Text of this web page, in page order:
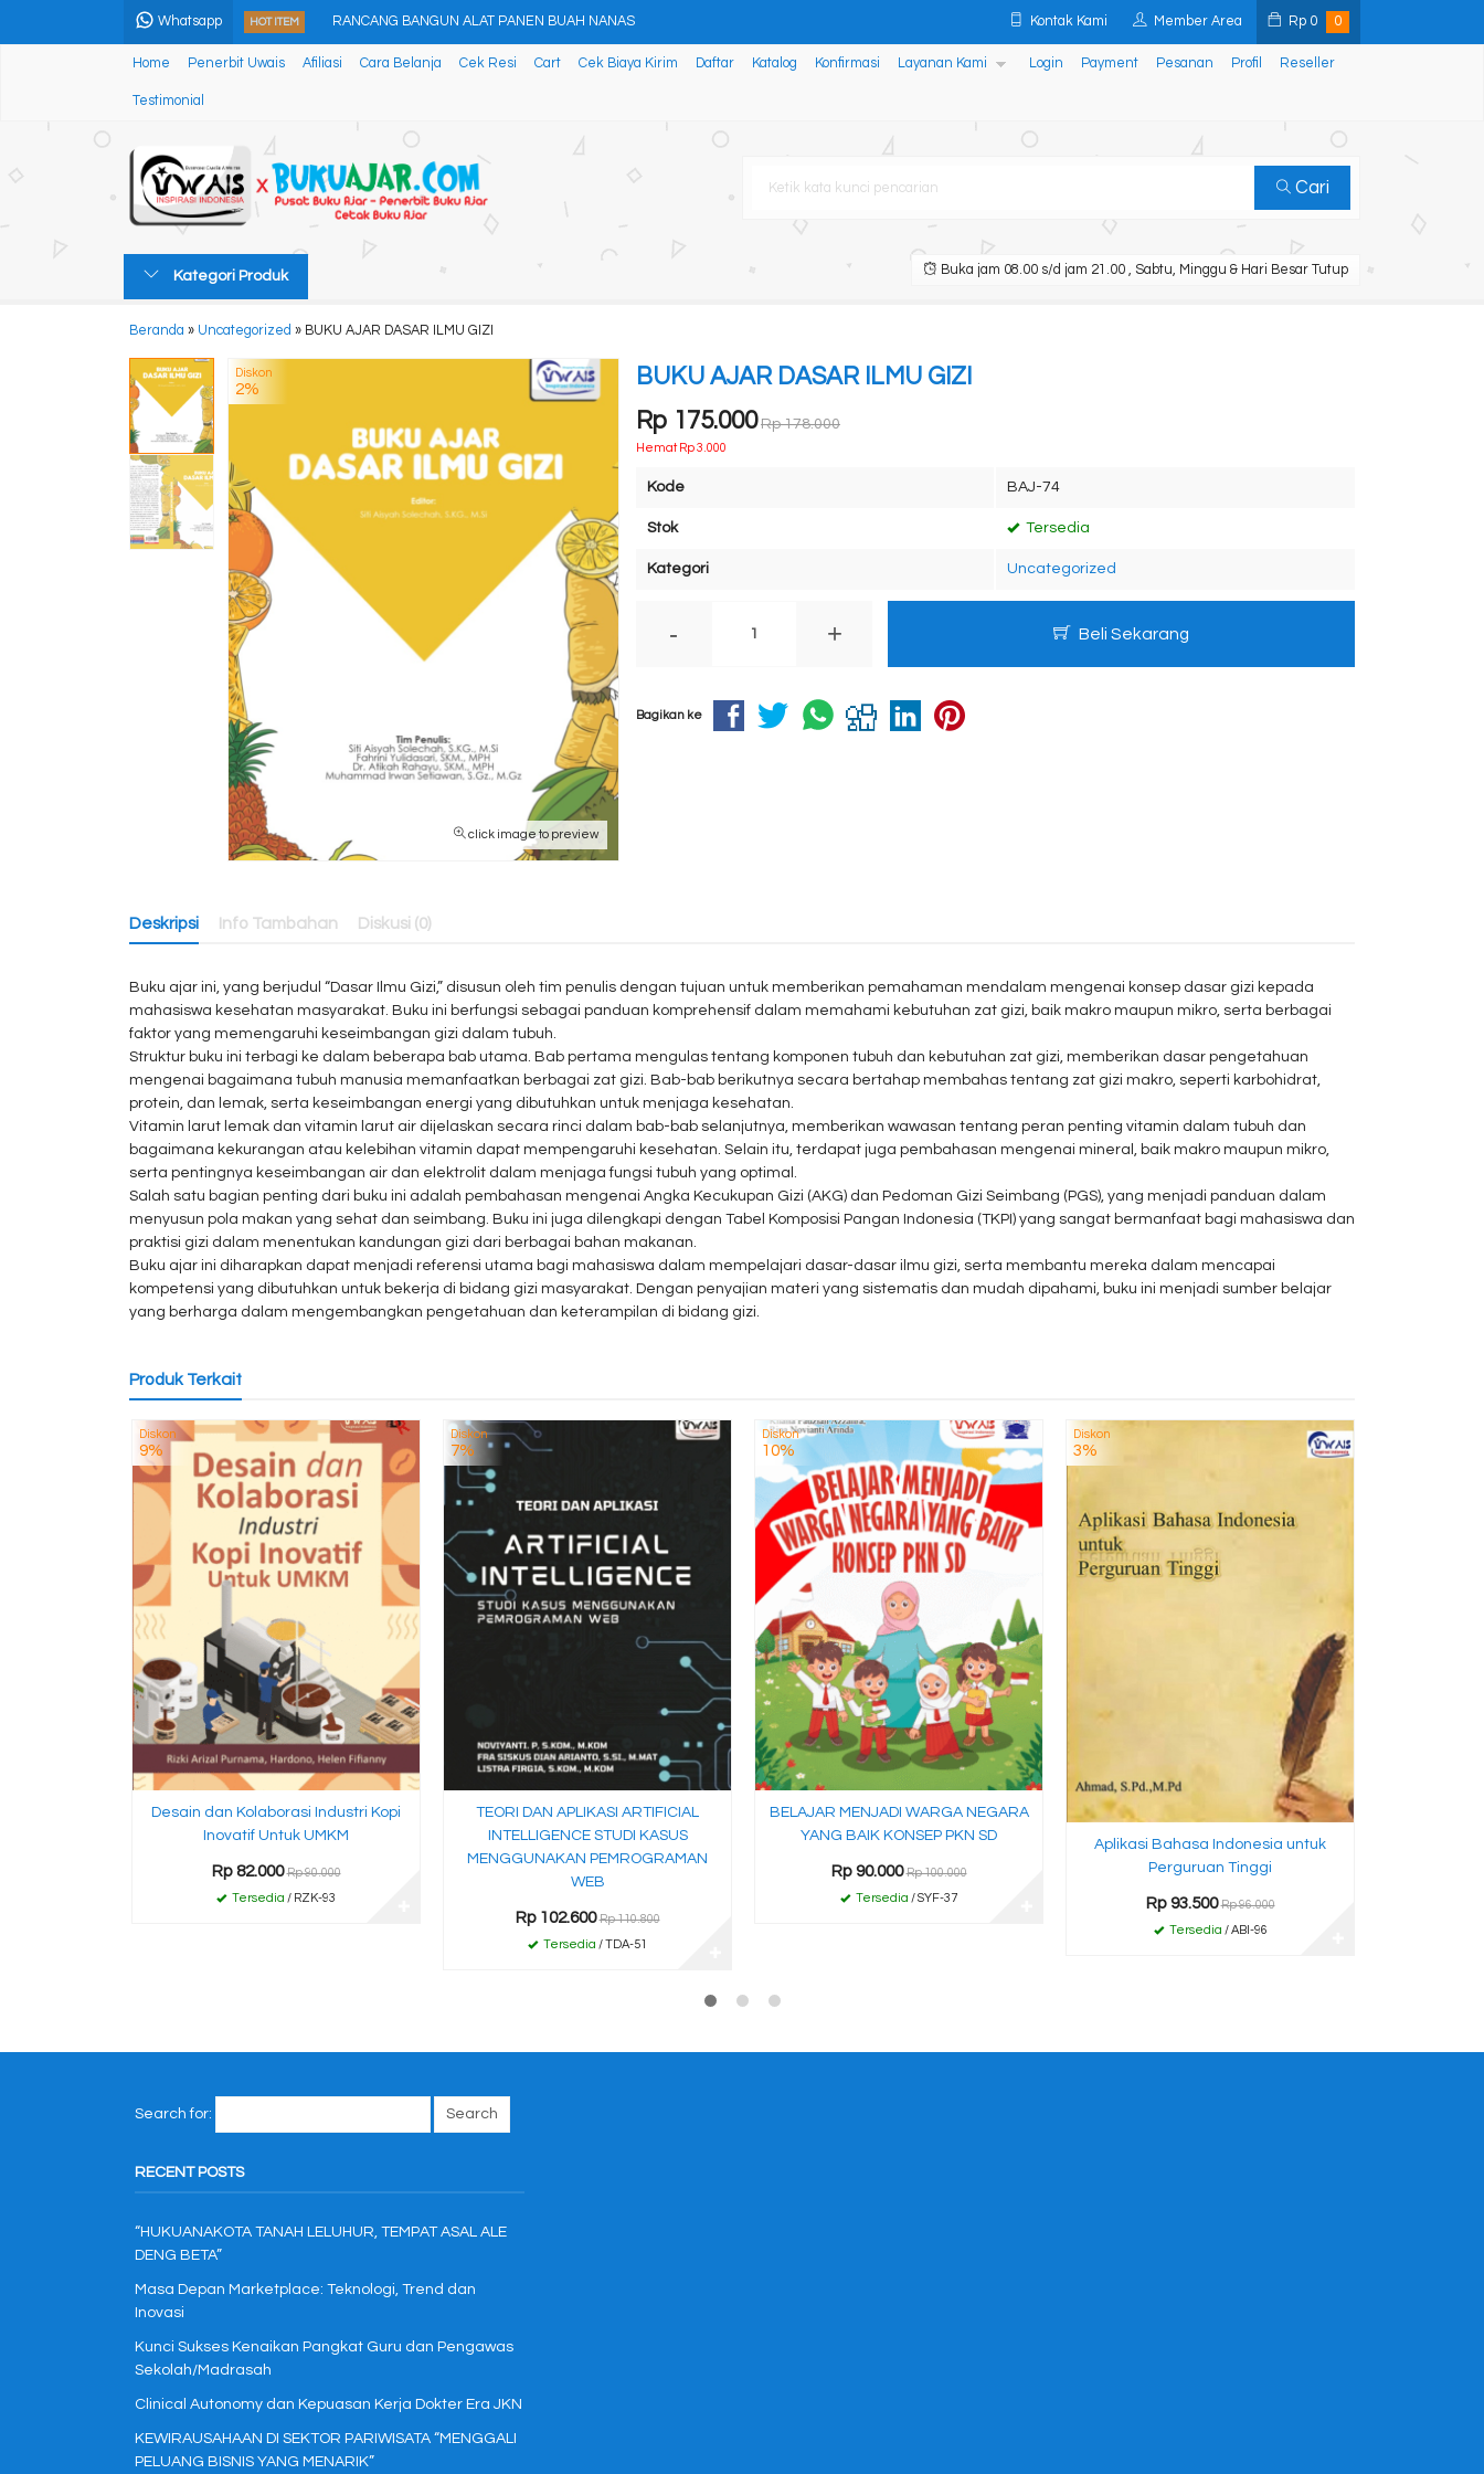
Whatsapp HOT ITEM RANCANG BANGUN ALAT PANEN BUAH NANAS
HUKUM PAJAK PERSPEKTIF RETRIBUSI DAERAH
Entrepreneurship: Membangun Usaha Berkelanjutan di
Analisis Kombinatorial Menggunakan Python
PENGENALAN KIMIA DASAR UNTUK FARMASI
RANCANG BANGUN ALAT PANEN BUAH NANAS
Kontak Kami Member Area Rp 0 0
Home Penerbit Uwais Afiliasi Cara Belanja Cek Resi Cart Cek Biaya Kirim Daftar Katalog Konfirmasi Layanan Kami Login Payment Pesanan Profil Reseller
Testimonial
Cari
Kategori Produk Buka jam 08.00 s/d jam 21.00 , Sabtu, Minggu & Hari Besar Tutup
Beranda » Uncategorized » BUKU AJAR DASAR ILMU GIZI
click image to preview
Diskon
2%
BUKU AJAR DASAR ILMU GIZI
Rp 175.000 Rp 178.000
Hemat Rp 3.000
Kode BAJ-74
Stok Tersedia
Kategori Uncategorized
- + Beli Sekarang
Bagikan ke
Deskripsi Info Tambahan Diskusi (0)
Buku ajar ini, yang berjudul “Dasar Ilmu Gizi,” disusun oleh tim penulis dengan tujuan untuk memberikan pemahaman mendalam mengenai konsep dasar gizi kepada
mahasiswa kesehatan masyarakat. Buku ini berfungsi sebagai panduan komprehensif dalam memahami kebutuhan zat gizi, baik makro maupun mikro, serta berbagai
faktor yang memengaruhi keseimbangan gizi dalam tubuh.
Struktur buku ini terbagi ke dalam beberapa bab utama. Bab pertama mengulas tentang komponen tubuh dan kebutuhan zat gizi, memberikan dasar pengetahuan
mengenai bagaimana tubuh manusia memanfaatkan berbagai zat gizi. Bab-bab berikutnya secara bertahap membahas tentang zat gizi makro, seperti karbohidrat,
protein, dan lemak, serta keseimbangan energi yang dibutuhkan untuk menjaga kesehatan.
Vitamin larut lemak dan vitamin larut air dijelaskan secara rinci dalam bab-bab selanjutnya, memberikan wawasan tentang peran penting vitamin dalam tubuh dan
bagaimana kekurangan atau kelebihan vitamin dapat mempengaruhi kesehatan. Selain itu, terdapat juga pembahasan mengenai mineral, baik makro maupun mikro,
serta pentingnya keseimbangan air dan elektrolit dalam menjaga fungsi tubuh yang optimal.
Salah satu bagian penting dari buku ini adalah pembahasan mengenai Angka Kecukupan Gizi (AKG) dan Pedoman Gizi Seimbang (PGS), yang menjadi panduan dalam
menyusun pola makan yang sehat dan seimbang. Buku ini juga dilengkapi dengan Tabel Komposisi Pangan Indonesia (TKPI) yang sangat bermanfaat bagi mahasiswa dan
praktisi gizi dalam menentukan kandungan gizi dari berbagai bahan makanan.
Buku ajar ini diharapkan dapat menjadi referensi utama bagi mahasiswa dalam mempelajari dasar-dasar ilmu gizi, serta membantu mereka dalam mencapai
kompetensi yang dibutuhkan untuk bekerja di bidang gizi masyarakat. Dengan penyajian materi yang sistematis dan mudah dipahami, buku ini menjadi sumber belajar
yang berharga dalam mengembangkan pengetahuan dan keterampilan di bidang gizi.
Produk Terkait
Diskon
9%
Desain dan Kolaborasi Industri Kopi
Inovatif Untuk UMKM
Rp 82.000 Rp 90.000
Tersedia / RZK-93
Diskon
7%
TEORI DAN APLIKASI ARTIFICIAL
INTELLIGENCE STUDI KASUS
MENGGUNAKAN PEMROGRAMAN
WEB
Rp 102.600 Rp 110.800
Tersedia / TDA-51
Diskon
10%
BELAJAR MENJADI WARGA NEGARA
YANG BAIK KONSEP PKN SD
Rp 90.000 Rp 100.000
Tersedia / SYF-37
Diskon
3%
Aplikasi Bahasa Indonesia untuk
Perguruan Tinggi
Rp 93.500 Rp 96.000
Tersedia / ABI-96
Search for:
RECENT POSTS
“HUKUANAKOTA TANAH LELUHUR, TEMPAT ASAL ALE
DENG BETA”
Masa Depan Marketplace: Teknologi, Trend dan
Inovasi
Kunci Sukses Kenaikan Pangkat Guru dan Pengawas
Sekolah/Madrasah
Clinical Autonomy dan Kepuasan Kerja Dokter Era JKN
KEWIRAUSAHAAN DI SEKTOR PARIWISATA “MENGGALI
PELUANG BISNIS YANG MENARIK”